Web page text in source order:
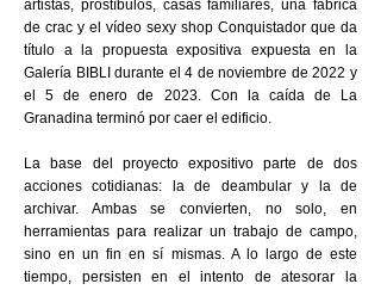
artistas, prostíbulos, casas familiares, una fábrica
de crac y el vídeo sexy shop Conquistador que da
título a la propuesta expositiva expuesta en la
Galería BIBLI durante el 4 de noviembre de 2022 y
el 5 de enero de 2023. Con la caída de La
Granadina terminó por caer el edificio.
La base del proyecto expositivo parte de dos
acciones cotidianas: la de deambular y la de
archivar. Ambas se convierten, no solo, en
herramientas para realizar un trabajo de campo,
sino en un fin en sí mismas. A lo largo de este
tiempo, persisten en el intento de atesorar la